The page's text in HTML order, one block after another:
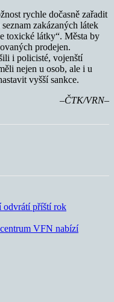
rychle dočasně zařadit
zakázaných látek
toxické látky“. Města by
prodejen.
i policisté, vojenští
nejen u osob, ale i u
vyšší sankce.
–ČTK/VRN–
odvrátí příští rok
VFN nabízí